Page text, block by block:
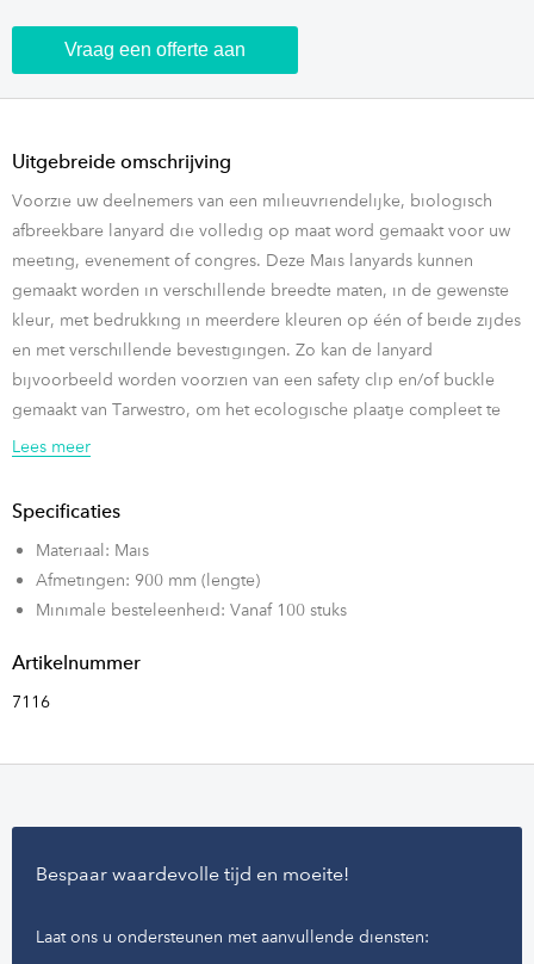
Vraag een offerte aan
Uitgebreide omschrijving
Voorzie uw deelnemers van een milieuvriendelijke, biologisch
afbreekbare lanyard die volledig op maat word gemaakt voor uw
meeting, evenement of congres. Deze Mais lanyards kunnen
gemaakt worden in verschillende breedte maten, in de gewenste
kleur, met bedrukking in meerdere kleuren op één of beide zijdes
en met verschillende bevestigingen. Zo kan de lanyard
bijvoorbeeld worden voorzien van een safety clip en/of buckle
gemaakt van Tarwestro, om het ecologische plaatje compleet te
maken!
lanyards? Vraag dan direct een offerte aan!
Lees meer
Specificaties
Materiaal: Mais
Afmetingen: 900 mm (lengte)
Minimale besteleenheid: Vanaf 100 stuks
Artikelnummer
7116
Bespaar waardevolle tijd en moeite!
Laat ons u ondersteunen met aanvullende diensten: